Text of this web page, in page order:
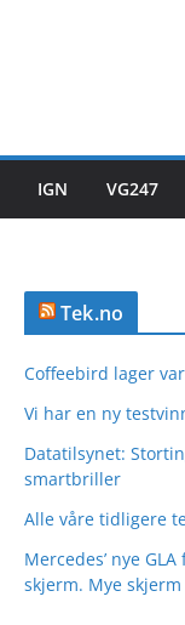
IGN VG247
Tek.no
Coffeebird lager
Vi har en ny
Datatilsynet:
smartbriller
Alle våre tidligere
Mercedes’ nye
skjerm. Mye skjerm